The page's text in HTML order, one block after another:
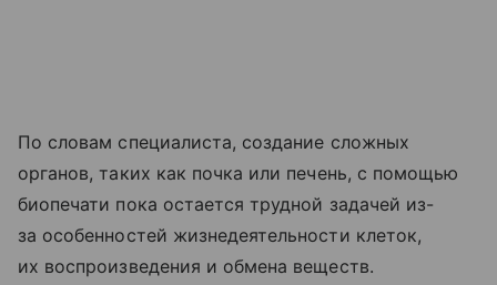
По словам специалиста, создание сложных
органов, таких как почка или печень, с помощью
биопечати пока остается трудной задачей из-
за особенностей жизнедеятельности клеток,
их воспроизведения и обмена веществ.